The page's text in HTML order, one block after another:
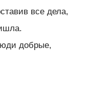
все дела,
добрые,